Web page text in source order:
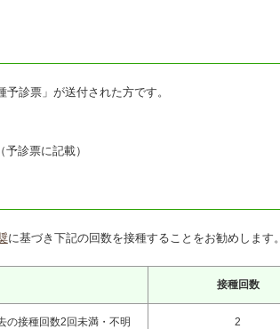
診票」が送付された方です。
診票に記載）
に基づき下記の回数を接種することをお勧めします。
接種回数
の接種回数2回未満・不明 2